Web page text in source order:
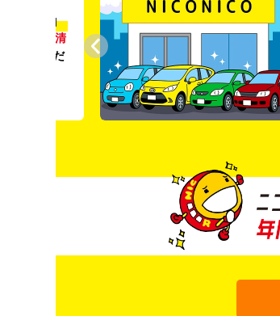
・清潔」
車内外の清
じていただ